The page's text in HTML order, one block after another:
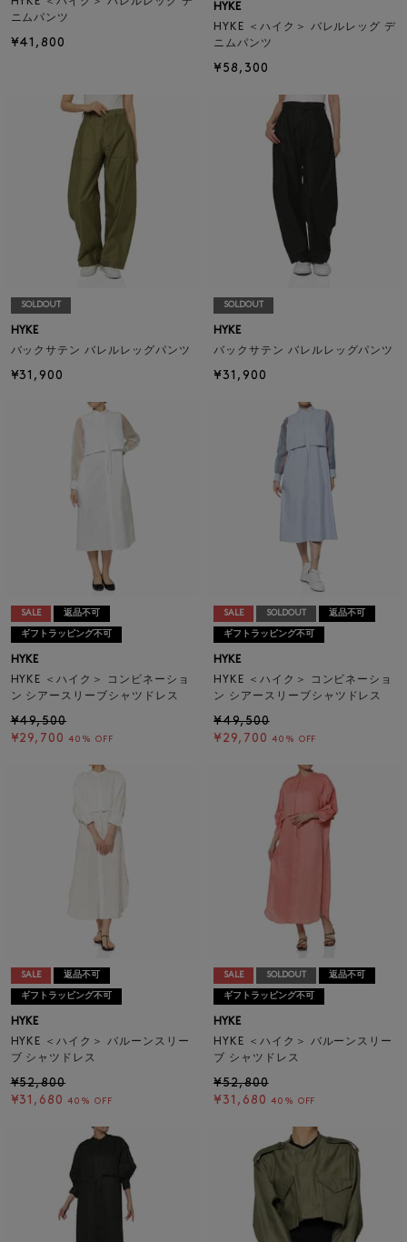
ニムパンツ
¥41,800
HYKE
HYKE ＜ハイク＞ バレルレッグ デ
ニムパンツ
¥58,300
SOLDOUT
HYKE
バックサテン バレルレッグパンツ
¥31,900
SOLDOUT
HYKE
バックサテン バレルレッグパンツ
¥31,900
SALE 返品不可
ギフトラッピング不可
HYKE
HYKE ＜ハイク＞ コンビネーショ
ン シアースリーブシャツドレス
¥49,500
¥29,700 40% OFF
SALE SOLDOUT 返品不可
ギフトラッピング不可
HYKE
HYKE ＜ハイク＞ コンビネーショ
ン シアースリーブシャツドレス
¥49,500
¥29,700 40% OFF
SALE 返品不可
ギフトラッピング不可
HYKE
HYKE ＜ハイク＞ バルーンスリー
ブ シャツドレス
¥52,800
¥31,680 40% OFF
SALE SOLDOUT 返品不可
ギフトラッピング不可
HYKE
HYKE ＜ハイク＞ バルーンスリー
ブ シャツドレス
¥52,800
¥31,680 40% OFF